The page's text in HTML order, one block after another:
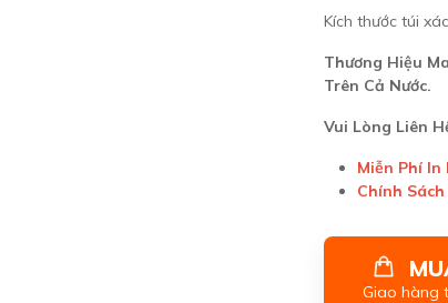
Kích thước túi
Thương Hiệu
Trên Cả Nước.
Vui Lòng Liên
Miễn Phí
Chính
Giao hàng